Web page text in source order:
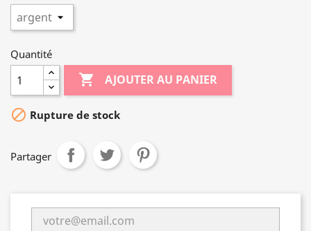
Quantité
 AJOUTER AU PANIER
 Rupture de stock
Partager